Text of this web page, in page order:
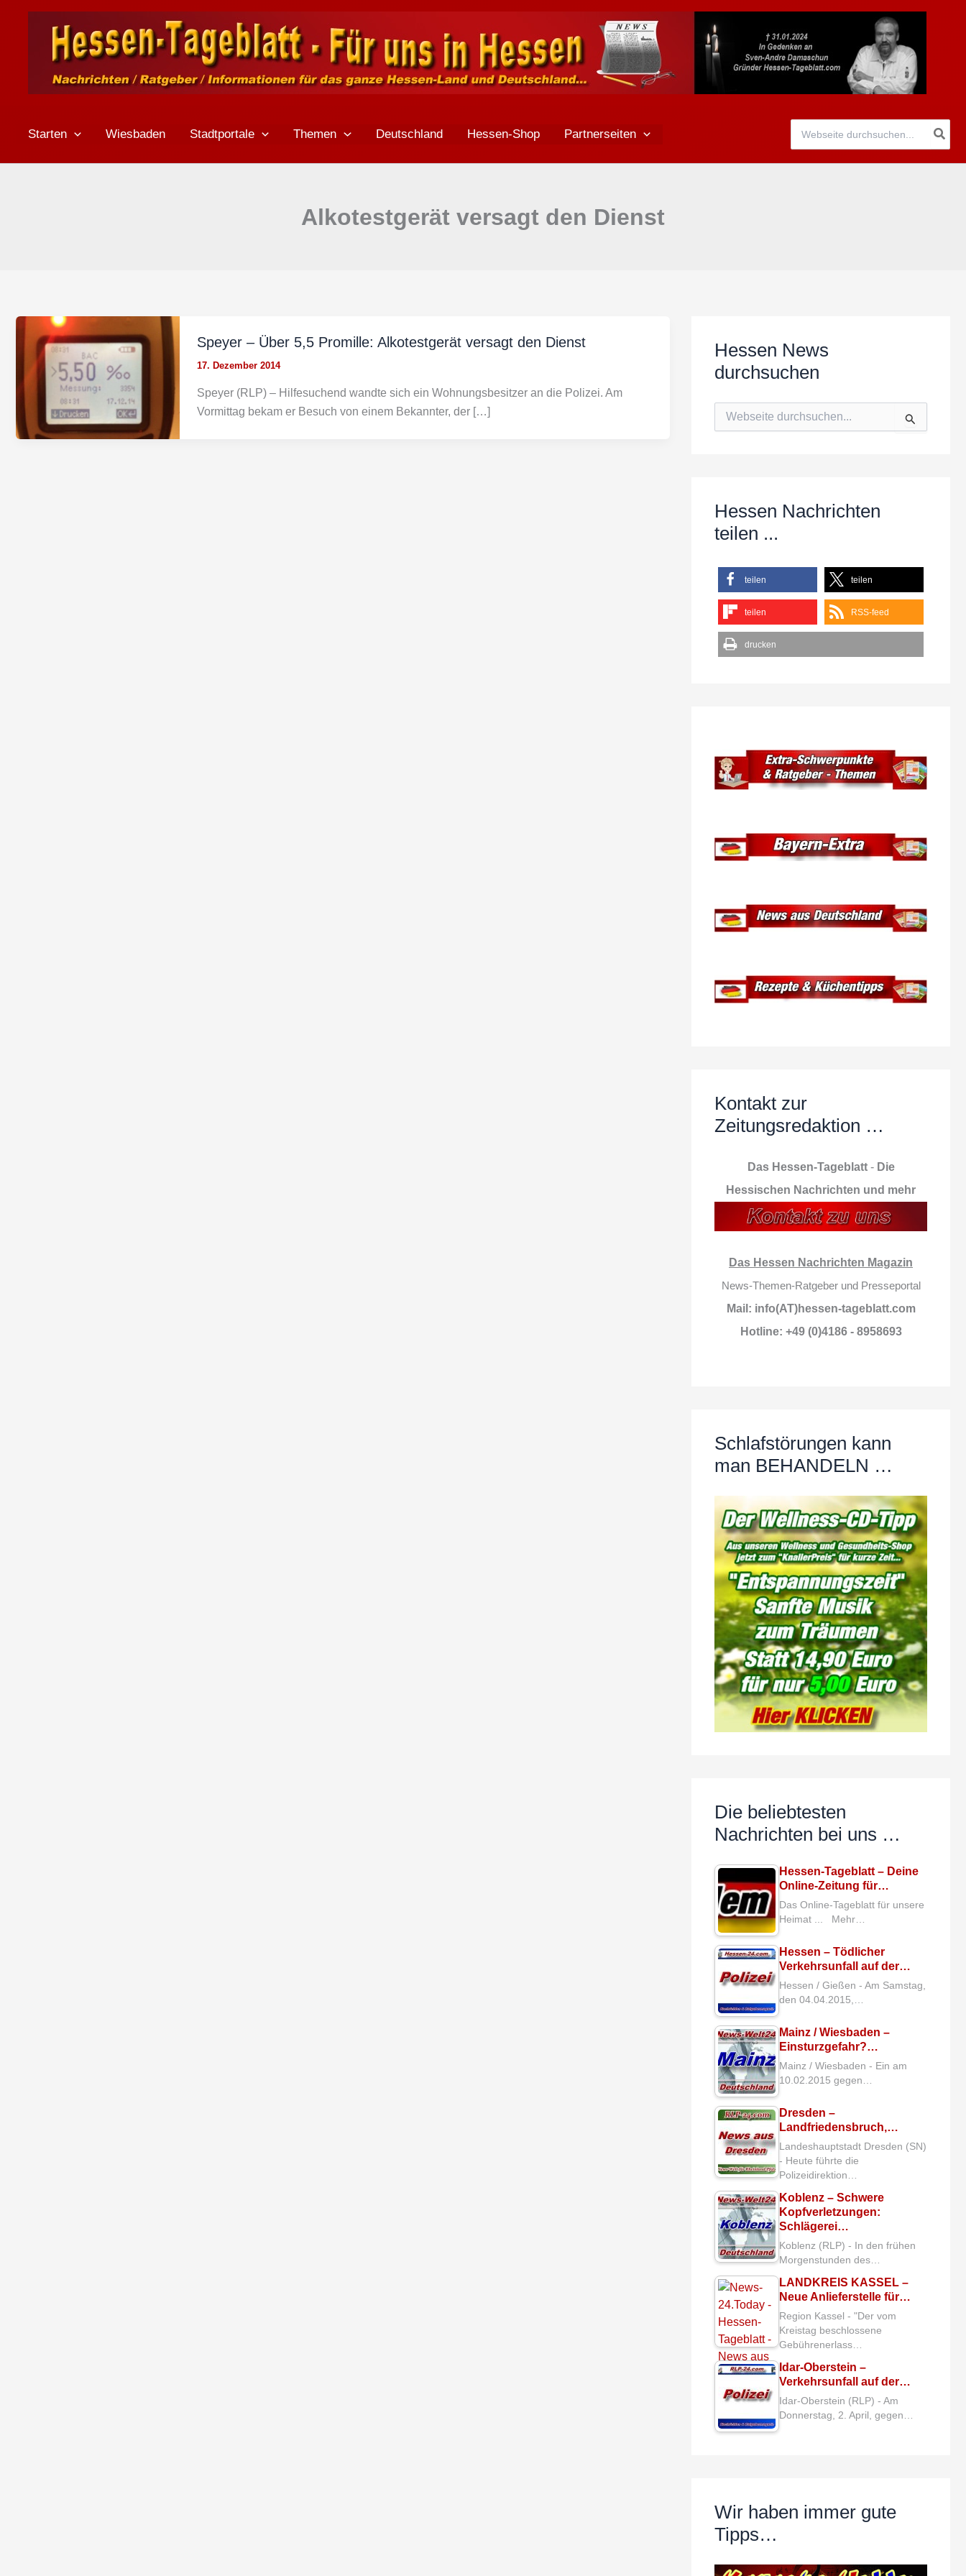
Starten Wiesbaden Stadtportale Themen Deutschland Hessen-Shop Partnerseiten
for:
Alkotestgerät versagt den Dienst
Speyer – Über 5,5 Promille: Alkotestgerät versagt den Dienst
17. Dezember 2014
Speyer (RLP) – Hilfesuchend wandte sich ein Wohnungsbesitzer an die Polizei. Am
Vormittag bekam er Besuch von einem Bekannter, der […]
Hessen News
durchsuchen
a
h
Hessen Nachrichten
teilen ...
teilen teilen
teilen RSS-feed
drucken
Kontakt zur
Zeitungsredaktion …
Das Hessen-Tageblatt- Die
Hessischen Nachrichten und mehr
Das Hessen Nachrichten Magazin
News-Themen-Ratgeber und Presseportal
Mail: info(AT)hessen-tageblatt.com
Hotline: +49 (0)4186 - 8958693
Schlafstörungen kann
man BEHANDELN …
Die beliebtesten
Nachrichten bei uns …
Hessen-Tageblatt – Deine
Online-Zeitung für…
Das Online-Tageblatt für unsere
Heimat ... Mehr…
Hessen – Tödlicher
Verkehrsunfall auf der…
Hessen / Gießen - Am Samstag,
den 04.04.2015,…
Mainz / Wiesbaden –
Einsturzgefahr?…
Mainz / Wiesbaden - Ein am
10.02.2015 gegen…
Dresden –
Landfriedensbruch,…
Landeshauptstadt Dresden (SN)
- Heute führte die
Polizeidirektion…
Koblenz – Schwere
Kopfverletzungen:
Schlägerei…
Koblenz (RLP) - In den frühen
Morgenstunden des…
LANDKREIS KASSEL –
Neue Anlieferstelle für…
Region Kassel - "Der vom
Kreistag beschlossene
Gebührenerlass…
Idar-Oberstein –
Verkehrsunfall auf der…
Idar-Oberstein (RLP) - Am
Donnerstag, 2. April, gegen…
Wir haben immer gute
Tipps…